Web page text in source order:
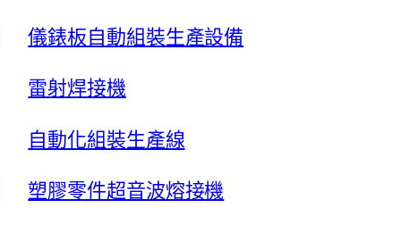
儀錶板自動組裝生產設備
雷射焊接機
自動化組裝生產線
塑膠零件超音波熔接機